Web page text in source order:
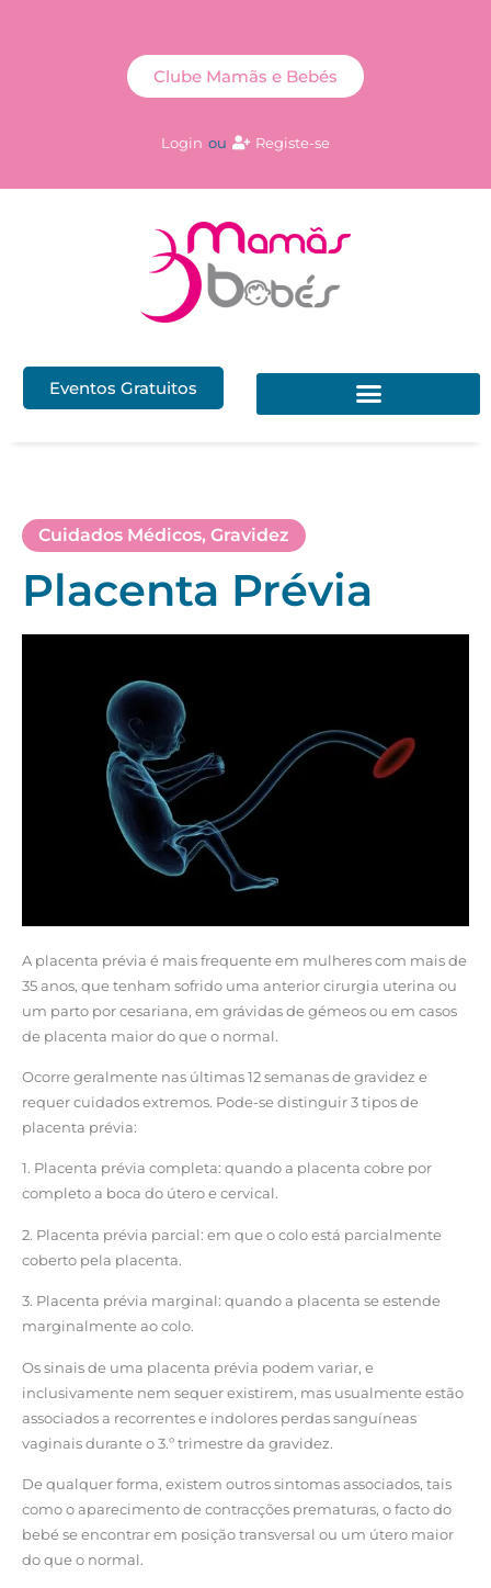
Login ou Registe-se
Clube Mamãs e Bebés
Eventos Gratuitos
Cuidados Médicos, Gravidez
Placenta Prévia
A placenta prévia é mais frequente em mulheres com mais de
35 anos, que tenham sofrido uma anterior cirurgia uterina ou
um parto por cesariana, em grávidas de gémeos ou em casos
de placenta maior do que o normal.
Ocorre geralmente nas últimas 12 semanas de gravidez e
requer cuidados extremos. Pode-se distinguir 3 tipos de
placenta prévia:
1. Placenta prévia completa: quando a placenta cobre por
completo a boca do útero e cervical.
2. Placenta prévia parcial: em que o colo está parcialmente
coberto pela placenta.
3. Placenta prévia marginal: quando a placenta se estende
marginalmente ao colo.
Os sinais de uma placenta prévia podem variar, e
inclusivamente nem sequer existirem, mas usualmente estão
associados a recorrentes e indolores perdas sanguíneas
vaginais durante o 3.º trimestre da gravidez.
De qualquer forma, existem outros sintomas associados, tais
como o aparecimento de contracções prematuras, o facto do
bebé se encontrar em posição transversal ou um útero maior
do que o normal.